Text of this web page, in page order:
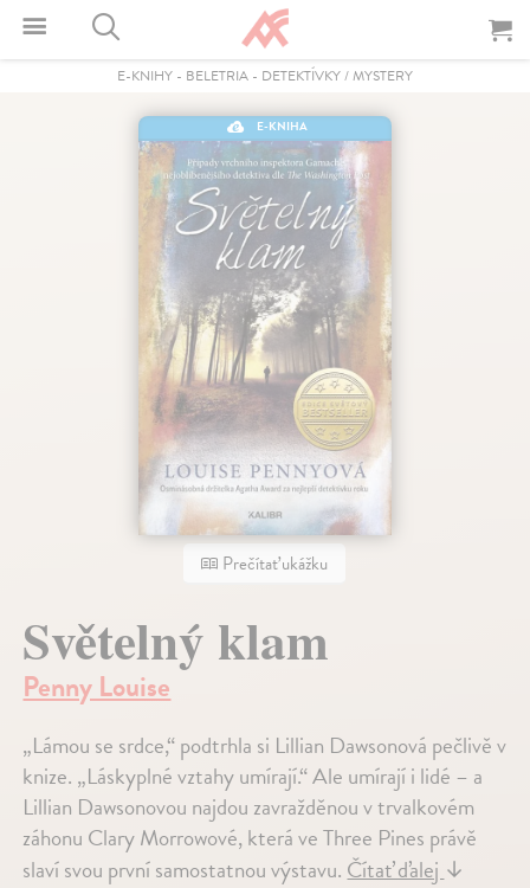
E-KNIHY - BELETRIA - DETEKTÍVKY / MYSTERY
E-KNIHA
Prečítať ukážku
Světelný klam
Penny Louise
„Lámou se srdce,“ podtrhla si Lillian Dawsonová pečlivě v
knize. „Láskyplné vztahy umírají.“ Ale umírají i lidé – a
Lillian Dawsonovou najdou zavražděnou v trvalkovém
záhonu Clary Morrowové, která ve Three Pines právě
slaví svou první samostatnou výstavu.Čítať ďalej↓